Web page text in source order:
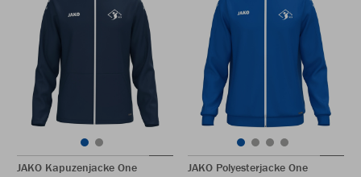
JAKO Kapuzenjacke One
JAKO Polyesterjacke One